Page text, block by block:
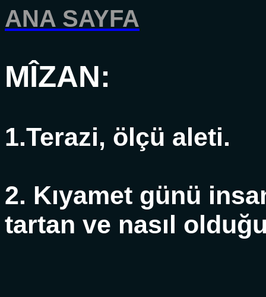
ANA SAYFA
MÎZAN:
1.Terazi, ölçü aleti.
2. Kıyamet günü
tartan ve nasıl